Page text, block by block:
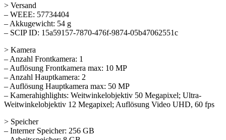
> Versand
– WEEE: 57734404
– Akkugewicht: 54 g
– SCIP ID: 15a59157-7870-476f-9874-05b47062551c
> Kamera
– Anzahl Frontkamera: 1
– Auflösung Frontkamera max: 10 MP
– Anzahl Hauptkamera: 2
– Auflösung Hauptkamera max: 50 MP
– Kamerahighlights: Weitwinkelobjektiv 50 Megapixel; Ultra-
Weitwinkelobjektiv 12 Megapixel; Auflösung Video UHD, 60 fps
> Speicher
– Interner Speicher: 256 GB